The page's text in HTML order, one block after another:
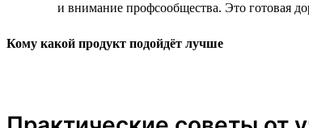
и внимание профсообщества. Это готовая
Кому какой продукт подойдёт лучше